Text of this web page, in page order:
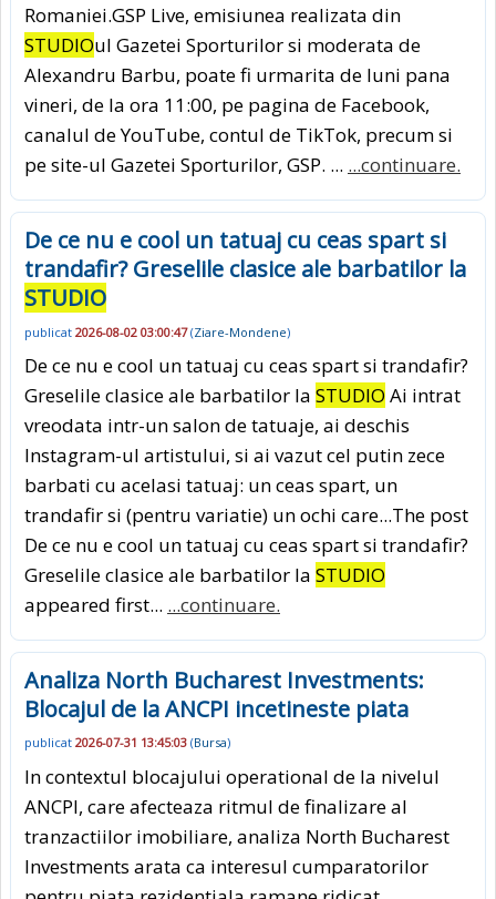
Romaniei.GSP Live, emisiunea realizata din
STUDIOul Gazetei Sporturilor si moderata de
Alexandru Barbu, poate fi urmarita de luni pana
vineri, de la ora 11:00, pe pagina de Facebook,
canalul de YouTube, contul de TikTok, precum si
pe site-ul Gazetei Sporturilor, GSP. ... ...continuare.
De ce nu e cool un tatuaj cu ceas spart si
trandafir? Greselile clasice ale barbatilor la
STUDIO
publicat 2026-08-02 03:00:47(Ziare-Mondene)
De ce nu e cool un tatuaj cu ceas spart si trandafir?
Greselile clasice ale barbatilor la STUDIO Ai intrat
vreodata intr-un salon de tatuaje, ai deschis
Instagram-ul artistului, si ai vazut cel putin zece
barbati cu acelasi tatuaj: un ceas spart, un
trandafir si (pentru variatie) un ochi care...The post
De ce nu e cool un tatuaj cu ceas spart si trandafir?
Greselile clasice ale barbatilor la STUDIO
appeared first... ...continuare.
Analiza North Bucharest Investments:
Blocajul de la ANCPI incetineste piata
publicat 2026-07-31 13:45:03 (Bursa)
In contextul blocajului operational de la nivelul
ANCPI, care afecteaza ritmul de finalizare al
tranzactiilor imobiliare, analiza North Bucharest
Investments arata ca interesul cumparatorilor